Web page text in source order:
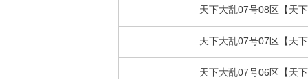
天下大乱07号08区【天
天下大乱07号07区【天
天下大乱07号06区【天